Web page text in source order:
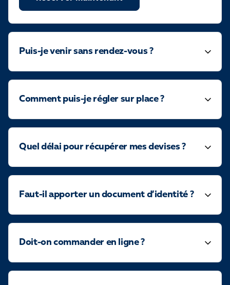
Puis-je venir sans rendez-vous ?
Comment puis-je régler sur place ?
Quel délai pour récupérer mes devises ?
Faut-il apporter un document d’identité ?
Doit-on commander en ligne ?